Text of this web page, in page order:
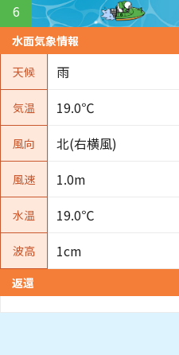
6
水面気象情報
天候
雨
気温 19.0℃
風向 北(右横風)
風速 1.0m
水温 19.0℃
波高 1cm
返還